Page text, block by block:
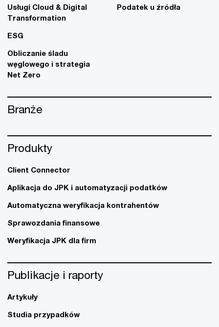
Usługi Cloud & Digital
Transformation
ESG
Obliczanie śladu
węglowego i strategia
Net Zero
Podatek u źródła
Branże
Produkty
Client Connector
Aplikacja do JPK i automatyzacji podatków
Automatyczna weryfikacja kontrahentów
Sprawozdania finansowe
Weryfikacja JPK dla firm
Publikacje i raporty
Artykuły
Studia przypadków